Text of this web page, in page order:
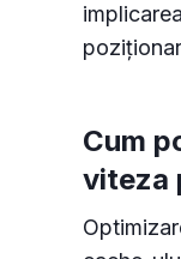
Cum
viteza